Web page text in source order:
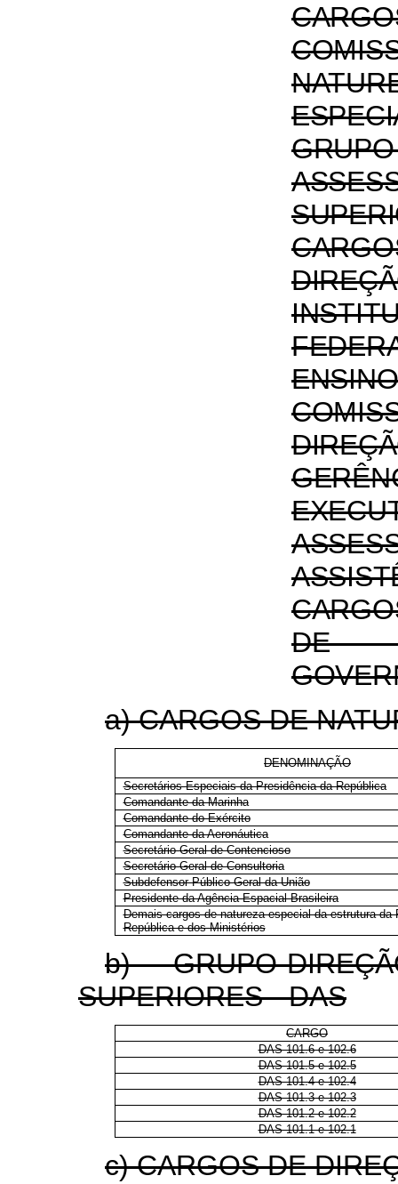
DE
a) CARGOS DE
DENOMINAÇÃO
Secretários Especiais da Presidência da República
Comandante da Marinha
Comandante do Exército
Comandante da Aeronáutica
Secretário-Geral de Contencioso
Secretário-Geral de Consultoria
Subdefensor Público Geral da União
Presidente da Agência Espacial Brasileira
Demais cargos de natureza especial da estrutura da
República e dos Ministérios
b) GRUPO-
SUPERIORES - DAS
CARGO
DAS 101.6 e 102.6
DAS 101.5 e 102.5
DAS 101.4 e 102.4
DAS 101.3 e 102.3
DAS 101.2 e 102.2
DAS 101.1 e 102.1
c) CARGOS DE